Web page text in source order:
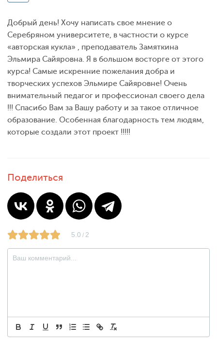
Добрый день! Хочу написать свое мнение о
Серебряном университете, в частности о курсе
«авторская кукла» , преподаватель Замяткина
Эльмира Сайяровна. Я в большом восторге от этого
курса! Самые искренние пожелания добра и
творческих успехов Эльмире Сайяровне! Очень
внимательный педагог и профессионал своего дела
!!! Спасибо Вам за Вашу работу и за такое отличное
образование. Особенная благодарность тем людям,
которые создали этот проект !!!!!
Поделиться
5.0 / 2